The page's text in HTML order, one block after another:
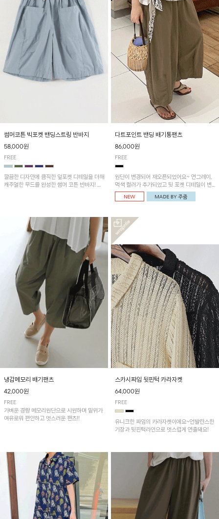
썸머코튼 빅포켓 밴딩스트링 반바지
58,000원
FREE
깔끔한 디자인에 큼직한 앞포켓 디테일을 더해
캐주얼한 무드를 완성한 썸머 코튼 반바지! 허
다트포인트 밴딩 배기통팬츠
86,000원
FREE
원단이 변경되어 재오픈되었어요~ 연그레이,
먹색 컬러가 추가되었고 뒷 포켓 디테일이 변
경되었습니다~가볍고 시원하게 착용되는 배
기통팬츠! 허리밴딩과 여유로운 통으로 편안해
냉감메모리 배기팬츠
42,000원
FREE
가벼운 경량 메모리원단으로 시원하며 밑위가
여유로워 편안하고 멋스러운 팬츠!!
스카시짜임 뒷핀턱 카라자켓
64,000원
FREE
유니크한 짜임의 카라자켓이에요~언발란스한
기장과 뒷핀턱라인으로 멋스럽게 연출돼요!